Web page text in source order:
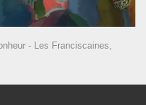
- Les Franciscaines,